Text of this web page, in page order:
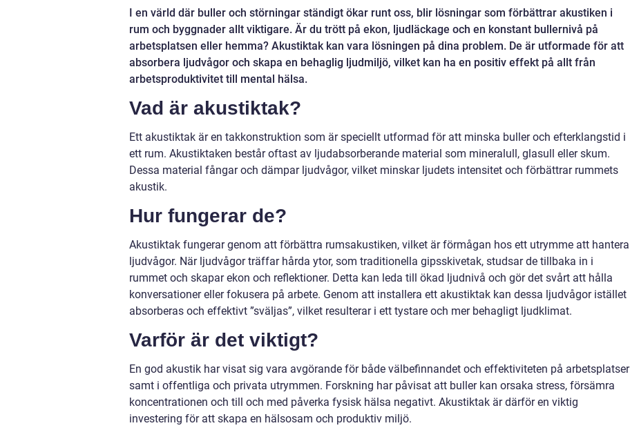
I en värld där buller och störningar ständigt ökar runt oss, blir lösningar som förbättrar akustiken i
rum och byggnader allt viktigare. Är du trött på ekon, ljudläckage och en konstant bullernivå på
arbetsplatsen eller hemma? Akustiktak kan vara lösningen på dina problem. De är utformade för att
absorbera ljudvågor och skapa en behaglig ljudmiljö, vilket kan ha en positiv effekt på allt från
arbetsproduktivitet till mental hälsa.
Vad är akustiktak?
Ett akustiktak är en takkonstruktion som är speciellt utformad för att minska buller och efterklangstid i
ett rum. Akustiktaken består oftast av ljudabsorberande material som mineralull, glasull eller skum.
Dessa material fångar och dämpar ljudvågor, vilket minskar ljudets intensitet och förbättrar rummets
akustik.
Hur fungerar de?
Akustiktak fungerar genom att förbättra rumsakustiken, vilket är förmågan hos ett utrymme att hantera
ljudvågor. När ljudvågor träffar hårda ytor, som traditionella gipsskivetak, studsar de tillbaka in i
rummet och skapar ekon och reflektioner. Detta kan leda till ökad ljudnivå och gör det svårt att hålla
konversationer eller fokusera på arbete. Genom att installera ett akustiktak kan dessa ljudvågor istället
absorberas och effektivt ”sväljas”, vilket resulterar i ett tystare och mer behagligt ljudklimat.
Varför är det viktigt?
En god akustik har visat sig vara avgörande för både välbefinnandet och effektiviteten på arbetsplatser
samt i offentliga och privata utrymmen. Forskning har påvisat att buller kan orsaka stress, försämra
koncentrationen och till och med påverka fysisk hälsa negativt. Akustiktak är därför en viktig
investering för att skapa en hälsosam och produktiv miljö.